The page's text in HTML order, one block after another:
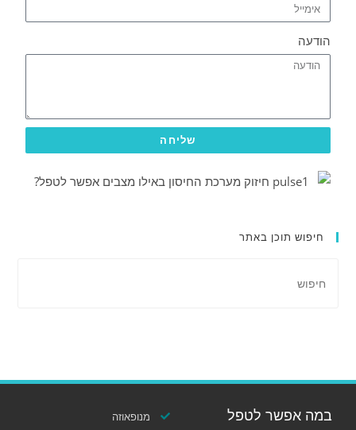
הודעה
שליחה
חיפוש תוכן באתר
במה אפשר לטפל
מנופאוזה